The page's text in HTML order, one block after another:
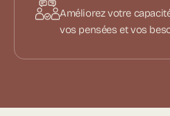
Améliorez votre
vos pensées et vos